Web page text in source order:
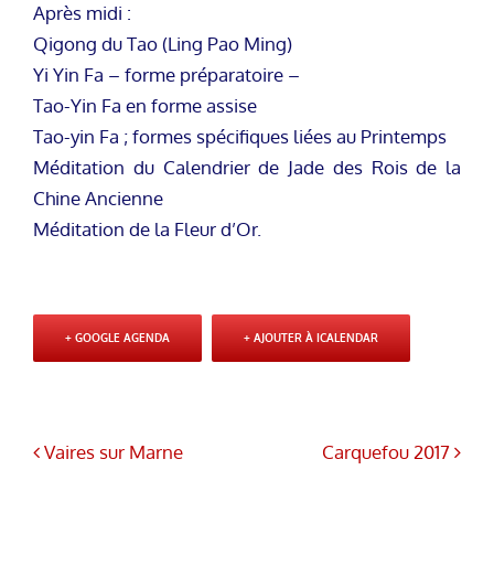
Après midi :
Qigong du Tao (Ling Pao Ming)
Yi Yin Fa – forme préparatoire –
Tao-Yin Fa en forme assise
Tao-yin Fa ; formes spécifiques liées au Printemps
Méditation du Calendrier de Jade des Rois de la
Chine Ancienne
Méditation de la Fleur d’Or.
+ GOOGLE AGENDA + AJOUTER À ICALENDAR
Vaires sur Marne Carquefou 2017